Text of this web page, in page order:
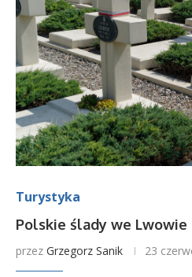
Turystyka
Polskie ślady we
przez Grzegorz Sanik 23